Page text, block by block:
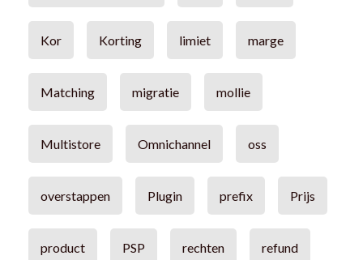
Kor Korting limiet marge
Matching migratie mollie
Multistore Omnichannel oss
overstappen Plugin prefix Prijs
product PSP rechten refund